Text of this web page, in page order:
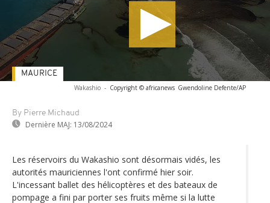
Wakashio - Copyright © africanews Gwendoline Defente/AP
By Pierre Michaud
Dernière MAJ: 13/08/2024
MAURICE
Les réservoirs du Wakashio sont désormais vidés, les
autorités mauriciennes l'ont confirmé hier soir.
L'incessant ballet des hélicoptères et des bateaux de
pompage a fini par porter ses fruits même si la lutte